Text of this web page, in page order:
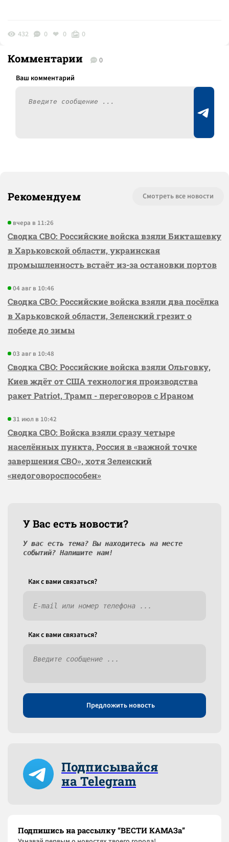
432 0 0 0
Комментарии 0
Рекомендуем Смотреть все новости
вчера в 11:26
Сводка СВО: Российские войска взяли Бикташевку
в Харьковской области, украинская
промышленность встаёт из-за остановки портов
04 авг в 10:46
Сводка СВО: Российские войска взяли два посёлка
в Харьковской области, Зеленский грезит о
победе до зимы
03 авг в 10:48
Сводка СВО: Российские войска взяли Ольговку,
Киев ждёт от США технология производства
ракет Patriot, Трамп - переговоров с Ираном
31 июл в 10:42
Сводка СВО: Войска взяли сразу четыре
населённых пункта, Россия в «важной точке
завершения СВО», хотя Зеленский
«недоговороспособен»
У Вас есть новости?
У вас есть тема? Вы находитесь на месте
событий? Напишите нам!
Как c вами связаться?
Как c вами связаться?
Предложить новость
Подписывайся
на Telegram
Подпишись на рассылку “ВЕСТИ КАМАЗа”